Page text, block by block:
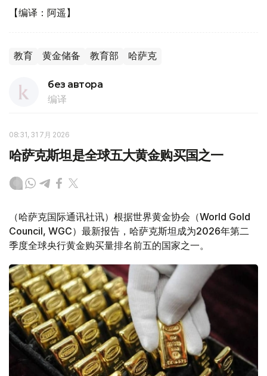
【编译：阿遥】
教育 黄金储备 教育部 哈萨克
без автора
编译
08:31, 31 7月 2026
哈萨克斯坦是全球五大黄金购买国之一
（哈萨克国际通讯社讯）根据世界黄金协会（World Gold
Council, WGC）最新报告，哈萨克斯坦成为2026年第二
季度全球央行黄金购买量排名前五的国家之一。